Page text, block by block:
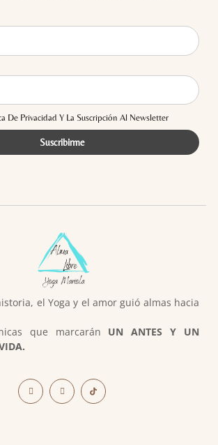
De Privacidad Y La Suscripción Al Newsletter
el Yoga y el amor guió almas hacia
que marcarán UN ANTES Y UN